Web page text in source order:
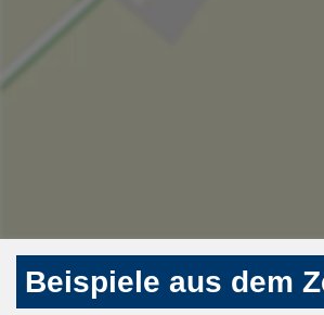
Beispiele aus dem